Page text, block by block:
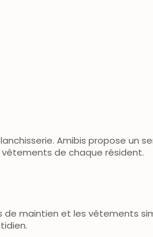
Amibis propose un
de chaque résident.
maintien et les vêtements